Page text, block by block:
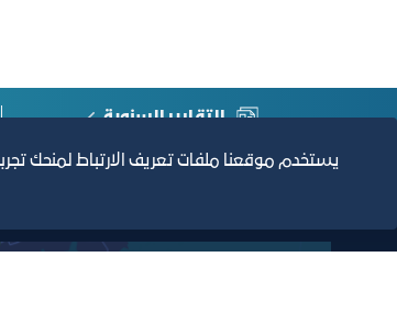
التقارير السنوية
يستخدم موقعنا ملفات تعريف الارتباط لمنحك